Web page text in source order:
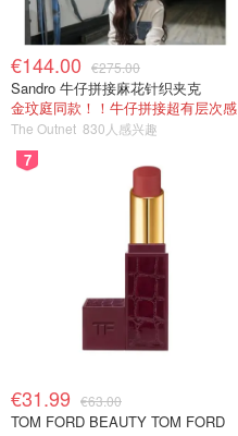
€144.00 €275.00
Sandro 牛仔拼接麻花针织夹克
金玟庭同款！！牛仔拼接超有层次感
The Outnet 830人感兴趣
7
€31.99 €63.00
TOM FORD BEAUTY TOM FORD